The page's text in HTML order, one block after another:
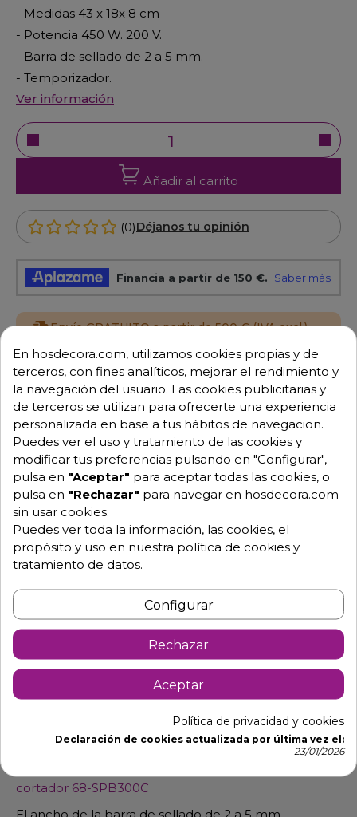
- Medidas 43 x 18x 8 cm
- Potencia 450 W. 200 V.
- Barra de sellado de 2 a 5 mm.
- Temporizador.
Ver información
Añadir al carrito
(0)Déjanos tu opinión
Envío GRATUITO a partir de 500 € (IVA excl.)
Equipo de expertos a tu servicio.
Garantía mínima de 1 año.
Pago 100% seguro.
Consulta tus dudas con nosotros.
976 25 59 91
info@hosdecora.com
Hablemos
Pide tu presupuesto
cortador 68-SPB300C
En hosdecora.com, utilizamos cookies propias y de
terceros, con fines analíticos, mejorar el rendimiento y
la navegación del usuario. Las cookies publicitarias y
de terceros se utilizan para ofrecerte una experiencia
personalizada en base a tus hábitos de navegacion.
Puedes ver el uso y tratamiento de las cookies y
modificar tus preferencias pulsando en "Configurar",
pulsa en "Aceptar" para aceptar todas las cookies, o
pulsa en "Rechazar" para navegar en hosdecora.com
sin usar cookies.
Puedes ver toda la información, las cookies, el
propósito y uso en nuestra política de cookies y
tratamiento de datos.
Configurar
Rechazar
Aceptar
Política de privacidad y cookies
Declaración de cookies actualizada por última vez el:
23/01/2026